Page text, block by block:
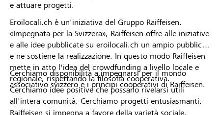
e attuare progetti.
Eroilocali.ch è un'iniziativa del Gruppo Raiffeisen.
«Impegnata per la Svizzera», Raiffeisen offre alle iniziative
e alle idee pubblicate su eroilocali.ch un ampio pubblico
e ne sostiene la realizzazione. In questo modo Raiffeisen
mette in atto l'idea del crowdfunding a livello locale e
regionale, rispettando la filosofia cooperativa.
Cerchiamo idee positive che possano rivelarsi utili
all'intera comunità. Cerchiamo progetti entusiasmanti.
Cerchiamo disponibilità a impegnarsi per il mondo
associativo svizzero e i principi cooperativi di Raiffeisen.
Raiffeisen si impegna a favore della varietà sociale,